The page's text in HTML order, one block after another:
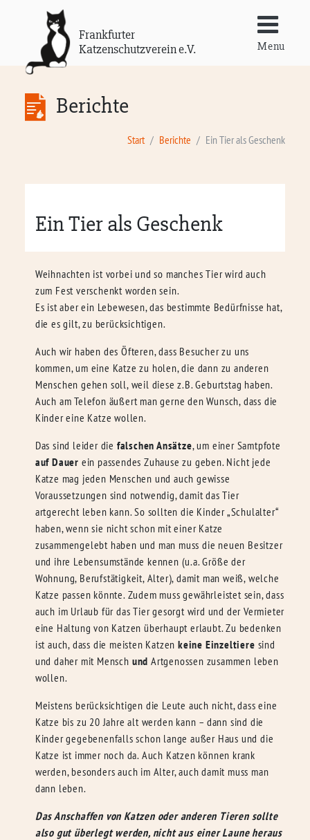
Frankfurter
Katzenschutzverein e.V.
Menu
Berichte
Start Berichte Ein Tier als Geschenk
Ein Tier als Geschenk
Weihnachten ist vorbei und so manches Tier wird auch
zum Fest verschenkt worden sein.
Es ist aber ein Lebewesen, das bestimmte Bedürfnisse hat,
die es gilt, zu berücksichtigen.
Auch wir haben des Öfteren, dass Besucher zu uns
kommen, um eine Katze zu holen, die dann zu anderen
Menschen gehen soll, weil diese z.B. Geburtstag haben.
Auch am Telefon äußert man gerne den Wunsch, dass die
Kinder eine Katze wollen.
Das sind leider die falschen Ansätze, um einer Samtpfote
auf Dauer ein passendes Zuhause zu geben. Nicht jede
Katze mag jeden Menschen und auch gewisse
Voraussetzungen sind notwendig, damit das Tier
artgerecht leben kann. So sollten die Kinder „Schulalter“
haben, wenn sie nicht schon mit einer Katze
zusammengelebt haben und man muss die neuen Besitzer
und ihre Lebensumstände kennen (u.a. Größe der
Wohnung, Berufstätigkeit, Alter), damit man weiß, welche
Katze passen könnte. Zudem muss gewährleistet sein, dass
auch im Urlaub für das Tier gesorgt wird und der Vermieter
eine Haltung von Katzen überhaupt erlaubt. Zu bedenken
ist auch, dass die meisten Katzenkeine Einzeltiere sind
und daher mit Mensch und Artgenossen zusammen leben
wollen.
Meistens berücksichtigen die Leute auch nicht, dass eine
Katze bis zu 20 Jahre alt werden kann – dann sind die
Kinder gegebenenfalls schon lange außer Haus und die
Katze ist immer noch da. Auch Katzen können krank
werden, besonders auch im Alter, auch damit muss man
dann leben.
Das Anschaffen von Katzen oder anderen Tieren sollte
also gut überlegt werden, nicht aus einer Laune heraus